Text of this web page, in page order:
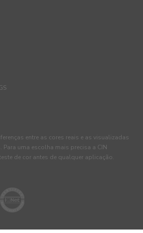
entre as cores reais e as visualizadas
uma escolha mais precisa a CIN
de cor antes de qualquer aplicação.